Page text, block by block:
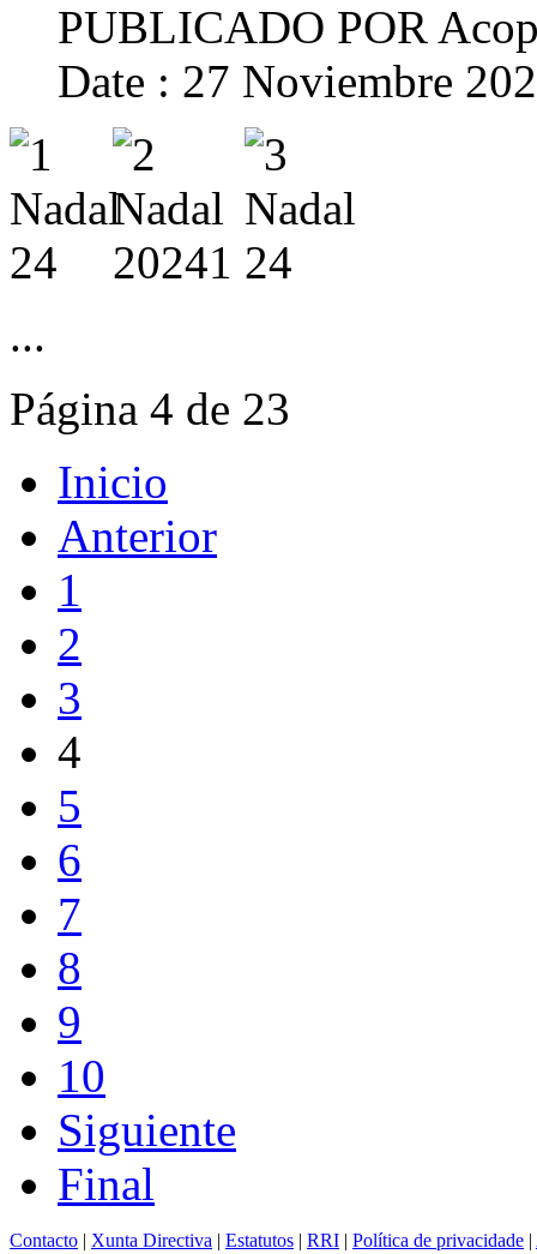
PUBLICADO POR
Date : 27 Noviembre
...
Página 4 de 23
Inicio
Anterior
1
2
3
4
5
6
7
8
9
10
Siguiente
Final
Contacto | Xunta Directiva | Estatutos | RRI | Política de privacidade |